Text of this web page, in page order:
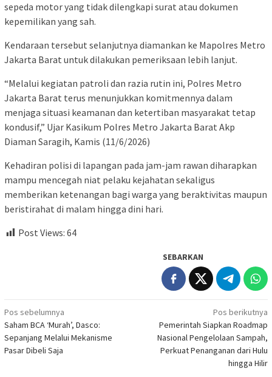
sepeda motor yang tidak dilengkapi surat atau dokumen
kepemilikan yang sah.
Kendaraan tersebut selanjutnya diamankan ke Mapolres Metro
Jakarta Barat untuk dilakukan pemeriksaan lebih lanjut.
“Melalui kegiatan patroli dan razia rutin ini, Polres Metro
Jakarta Barat terus menunjukkan komitmennya dalam
menjaga situasi keamanan dan ketertiban masyarakat tetap
kondusif,” Ujar Kasikum Polres Metro Jakarta Barat Akp
Diaman Saragih, Kamis (11/6/2026)
Kehadiran polisi di lapangan pada jam-jam rawan diharapkan
mampu mencegah niat pelaku kejahatan sekaligus
memberikan ketenangan bagi warga yang beraktivitas maupun
beristirahat di malam hingga dini hari.
Post Views: 64
SEBARKAN
Navigasi
pos
Pos sebelumnya
Saham BCA ‘Murah’, Dasco:
Sepanjang Melalui Mekanisme
Pasar Dibeli Saja
Pos berikutnya
Pemerintah Siapkan Roadmap
Nasional Pengelolaan Sampah,
Perkuat Penanganan dari Hulu
hingga Hilir